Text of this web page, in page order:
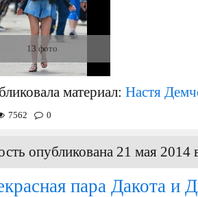
13 фото
материал: Настя
7562 0
опубликована 21 мая 2014
пара Дакота и